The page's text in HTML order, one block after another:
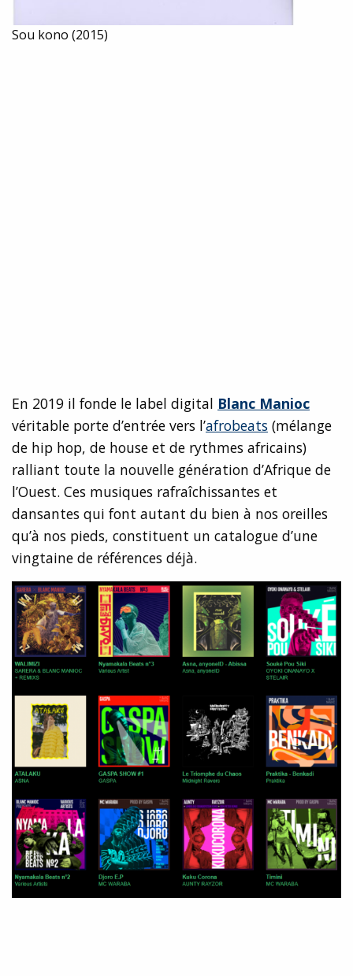
Sou kono (2015)
En 2019 il fonde le label digital Blanc Manioc
véritable porte d’entrée vers l’afrobeats (mélange
de hip hop, de house et de rythmes africains)
ralliant toute la nouvelle génération d’Afrique de
l’Ouest. Ces musiques rafraîchissantes et
dansantes qui font autant du bien à nos oreilles
qu’à nos pieds, constituent un catalogue d’une
vingtaine de références déjà.